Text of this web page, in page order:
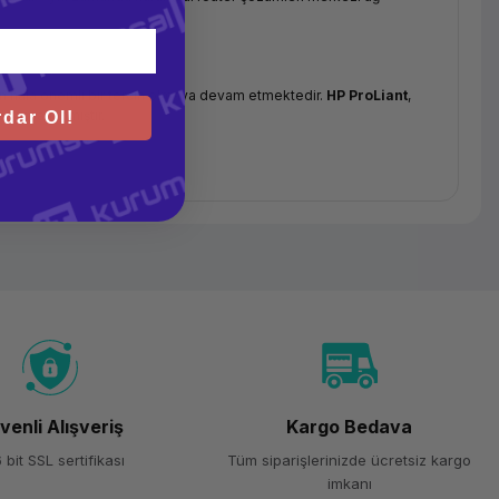
hala önemli bir tercih olmaya devam etmektedir. HP ProLiant,
hale gelmiştir.Fortinet FortiGate
Enterprise kimlik doğrulama ve daha yüksek bant genişliği
Alışveriş
bit SSL sertifikası
Kargo Bedava
Tüm siparişlerinizde ücretsiz kargo
imkanı
Ol!